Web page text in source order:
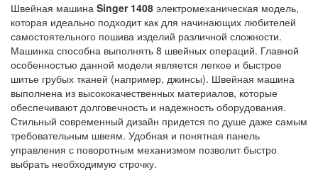
Швейная машина Singer 1408 электромеханическая модель,
которая идеально подходит как для начинающих любителей
самостоятельного пошива изделий различной сложности.
Машинка способна выполнять 8 швейных операций. Главной
особенностью данной модели является легкое и быстрое
шитье грубых тканей (например, джинсы). Швейная машина
выполнена из высококачественных материалов, которые
обеспечивают долговечность и надежность оборудования.
Стильный современный дизайн придется по душе даже самым
требовательным швеям. Удобная и понятная панель
управления с поворотным механизмом позволит быстро
выбрать необходимую строчку.